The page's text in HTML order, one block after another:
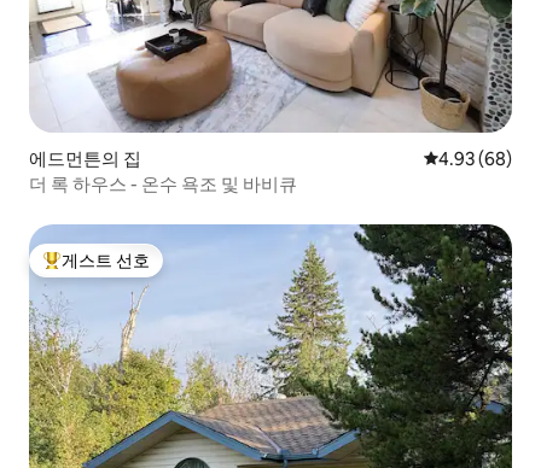
에드먼튼의 집 평점 4.93점(5
4.93 (68)
더 록 하우스 - 온수 욕조 및 바비큐
상위 게스트 선호
게스트 선호